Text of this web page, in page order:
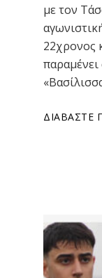
με τον
22χρονος
ΔΙΑΒΆΣΤΕ